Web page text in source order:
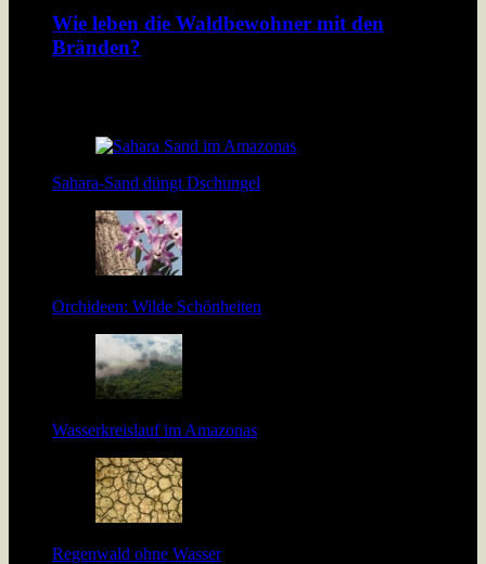
Wie leben die Waldbewohner mit den
Bränden?
Sahara-Sand düngt Dschungel
Orchideen: Wilde Schönheiten
Wasserkreislauf im Amazonas
Regenwald ohne Wasser